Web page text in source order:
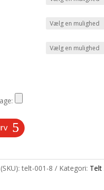
telt-001-8 Kategori: Telt